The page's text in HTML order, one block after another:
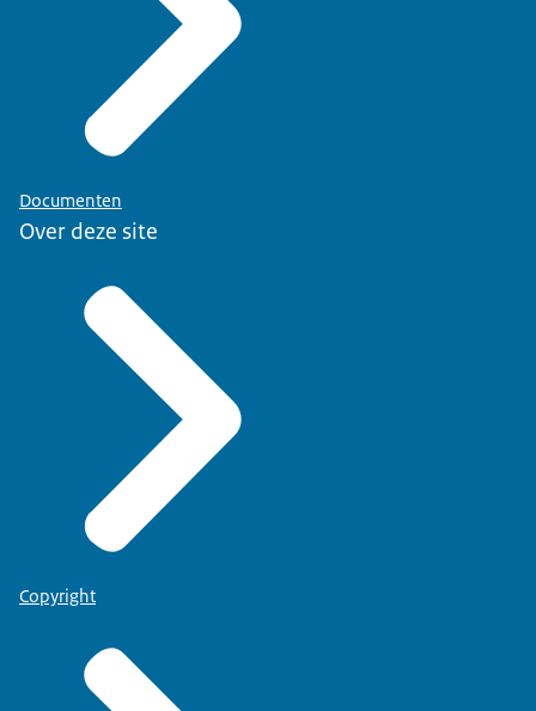
Documenten
Over deze site
Copyright